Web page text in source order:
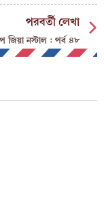
পরবর্তী লেখা
জিয়া নস্টাল : পর্ব ৪৮